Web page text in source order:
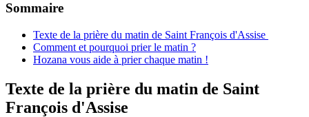
Sommaire
Texte de la prière du matin de Saint François d'Assise
Comment et pourquoi prier le matin ?
Hozana vous aide à prier chaque matin !
Texte de la prière du matin de Saint
François d'Assise